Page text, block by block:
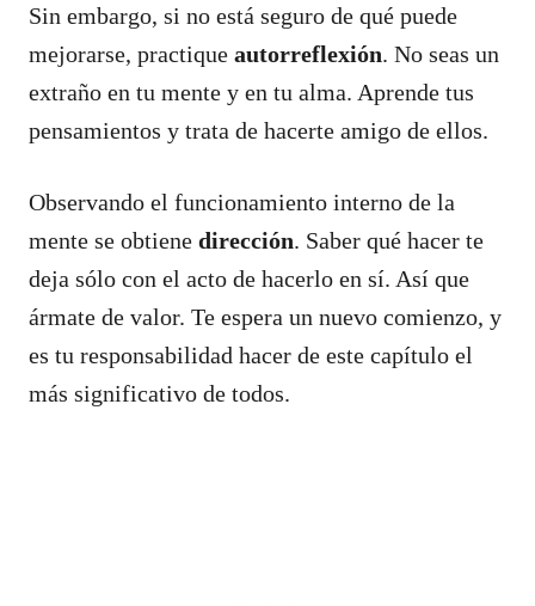
Sin embargo, si no está seguro de qué puede
mejorarse, practique autorreflexión. No seas un
extraño en tu mente y en tu alma. Aprende tus
pensamientos y trata de hacerte amigo de ellos.
Observando el funcionamiento interno de la
mente se obtiene dirección. Saber qué hacer te
deja sólo con el acto de hacerlo en sí. Así que
ármate de valor. Te espera un nuevo comienzo, y
es tu responsabilidad hacer de este capítulo el
más significativo de todos.